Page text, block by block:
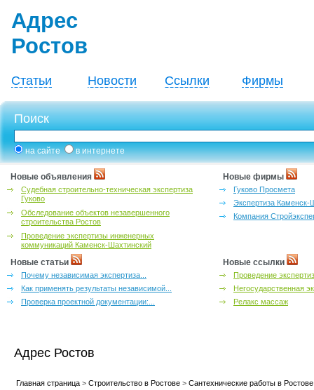
Адрес
Ростов
Статьи Новости Ссылки Фирмы
Поиск
на сайте в интернете
Новые объявления
Судебная строительно-техническая экспертиза
Гуково
Обследование объектов незавершенного
строительства Ростов
Проведение экспертизы инженерных
коммуникаций Каменск-Шахтинский
Новые фирмы
Гуково Просмета
Экспертиза Каменск-
Компания
Новые статьи
Почему независимая экспертиза...
Как применять результаты независимой...
Проверка проектной документации:...
Новые ссылки
Проведение
Негосударственная
Релакс массаж
Адрес Ростов
Главная страница> Строительство в Ростове> Сантехнические работы в Ростове